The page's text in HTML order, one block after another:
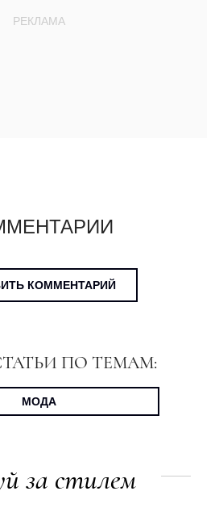
КОММЕНТАРИЙ
ПО ТЕМАМ:
МОДА
за стилем